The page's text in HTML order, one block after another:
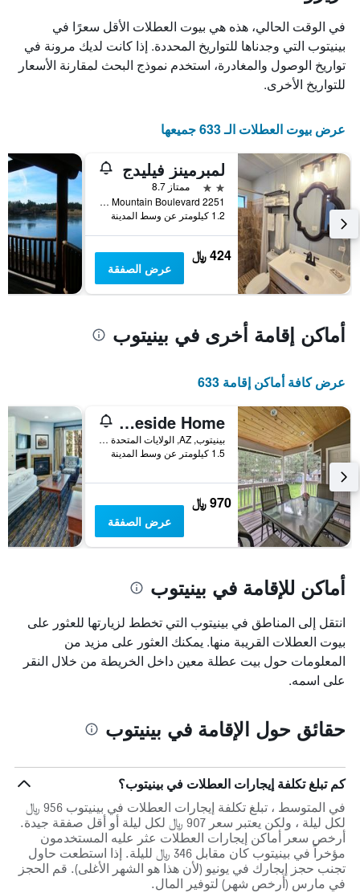
الذي
يعرض
أيام
الأسبوع.
يتضمن
المخطط
محور
Y
الذي
يعرض
متوسط
سعر
غرفة
في الوقت الحالي، هذه هي بيوت العطلات الأقل سعرًا في
بينيتوب التي وجدناها للتواريخ المحددة. إذا كانت لديك مرونة في
تواريخ الوصول والمغادرة، استخدم نموذج البحث لمقارنة الأسعار
للتواريخ الأخرى.
عرض بيوت العطلات الـ 633 جميعها
لمبرمينز فيليدج
2 نجمتين
ممتاز 8.7
2251 West White Mountain Boulevard, بينيتوب, AZ, الولايات المتحدة الأميريكية
1.2 كيلومتر عن وسط المدينة
424 ﷼
عرض الصفقة
أماكن إقامة أخرى في بينيتوب
عرض كافة أماكن إقامة 633
Game Room, Yard, Deck & Fireplace: Lakeside Home
بينيتوب, AZ, الولايات المتحدة الأميريكية
1.5 كيلومتر عن وسط المدينة
970 ﷼
عرض الصفقة
أماكن للإقامة في بينيتوب
انتقل إلى المناطق في بينيتوب التي تخطط لزيارتها للعثور على
بيوت العطلات القريبة منها. يمكنك العثور على مزيد من
المعلومات حول بيت عطلة معين داخل الخريطة من خلال النقر
على اسمه.
حقائق حول الإقامة في بينيتوب
كم تبلغ تكلفة إيجارات العطلات في بينيتوب؟
في المتوسط ، تبلغ تكلفة إيجارات العطلات في بينيتوب 956 ﷼
لكل ليلة ، ولكن يعتبر سعر 907 ﷼ لكل ليلة أو أقل صفقة جيدة.
أرخص سعر أماكن إيجارات العطلات عثر عليه المستخدمون
مؤخراً في بينيتوب كان مقابل 346 ﷼ لليلة. إذا استطعت حاول
تجنب حجز إيجارك في يونيو (لأن هذا هو الشهر الأغلى). قم الحجز
في مارس (أرخص شهر) لتوفير المال.